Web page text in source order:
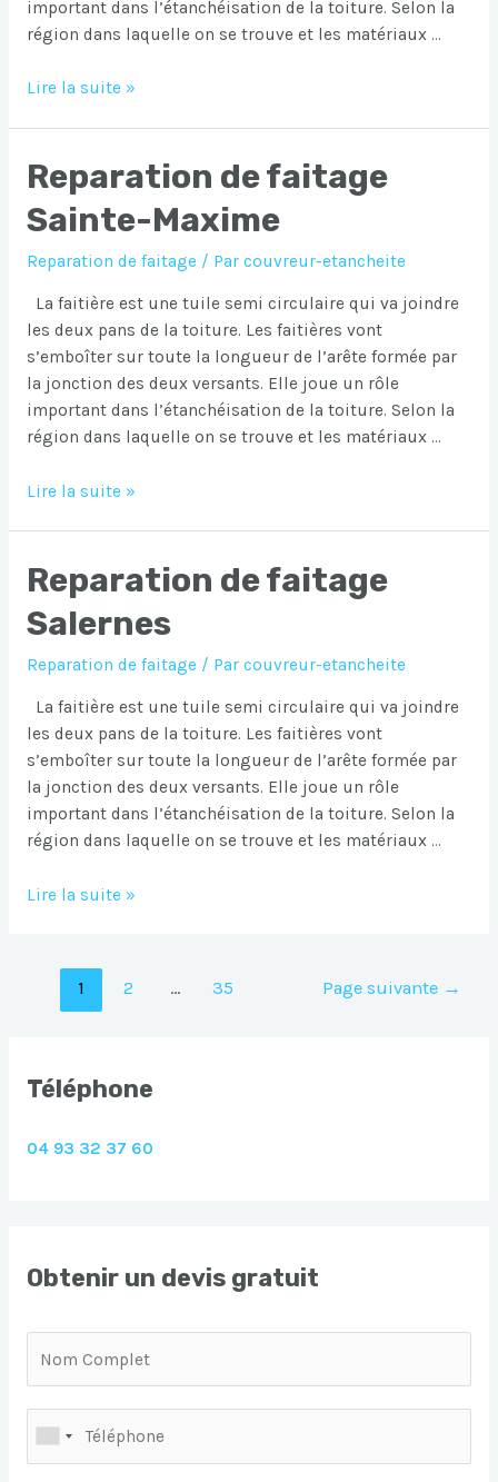
important dans l’étanchéisation de la toiture. Selon la
région dans laquelle on se trouve et les matériaux …
Reparation
Trans-
en-
Provence
Lire la suite »
Reparation de faitage
Sainte-Maxime
Reparation de faitage/ Par couvreur-etancheite
La faitière est une tuile semi circulaire qui va joindre
les deux pans de la toiture. Les faitières vont
s’emboîter sur toute la longueur de l’arête formée par
la jonction des deux versants. Elle joue un rôle
important dans l’étanchéisation de la toiture. Selon la
région dans laquelle on se trouve et les matériaux …
Reparation
Sainte-
Maxime
Lire la suite »
Reparation de faitage
Salernes
Reparation de faitage/ Par couvreur-etancheite
La faitière est une tuile semi circulaire qui va joindre
les deux pans de la toiture. Les faitières vont
s’emboîter sur toute la longueur de l’arête formée par
la jonction des deux versants. Elle joue un rôle
important dans l’étanchéisation de la toiture. Selon la
région dans laquelle on se trouve et les matériaux …
Reparation
Salernes
Lire la suite »
Navigation
1 2 … 35 Page suivante →
Téléphone
04 93 32 37 60
Obtenir un devis gratuit